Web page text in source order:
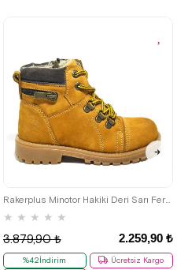
Rakerplus Minotor Hakiki Deri Sarı Fermuarlı Çocuk Bot
★ ★ ★ ★ ★
2.259,90 ₺
3.879,90 ₺
%42İndirim
Ücretsiz Kargo
26 27 28 29 30 31
32